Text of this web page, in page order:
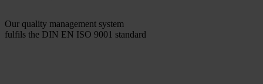
Our quality management system
fulfils the DIN EN ISO 9001 standard